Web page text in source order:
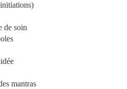
de soin
mantras